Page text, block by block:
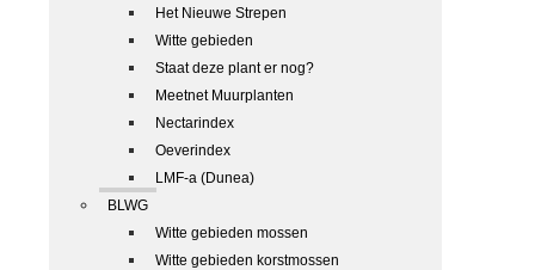
Het Nieuwe Strepen
Witte gebieden
Staat deze plant er nog?
Meetnet Muurplanten
Nectarindex
Oeverindex
LMF-a (Dunea)
BLWG
Witte gebieden mossen
Witte gebieden korstmossen